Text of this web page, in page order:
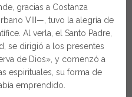
gracias a Costanza
VIII—, tuvo la alegría de
Al verla, el Santo Padre,
se dirigió a los presentes
de Dios», y comenzó a
espirituales, su forma de
emprendido.